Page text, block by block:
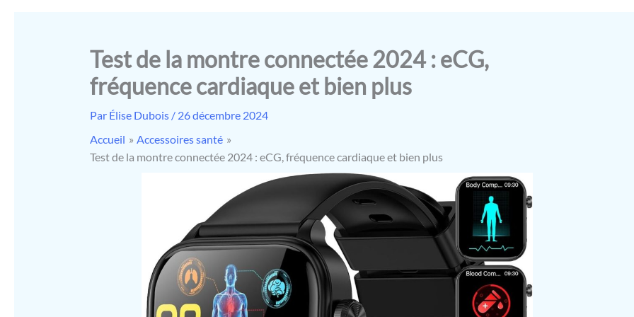
Test de la montre connectée 2024 : eCG,
fréquence cardiaque et bien plus
Par Élise Dubois / 26 décembre 2024
Accueil
Accessoires santé
Test de la montre connectée 2024 : eCG, fréquence cardiaque et bien plus